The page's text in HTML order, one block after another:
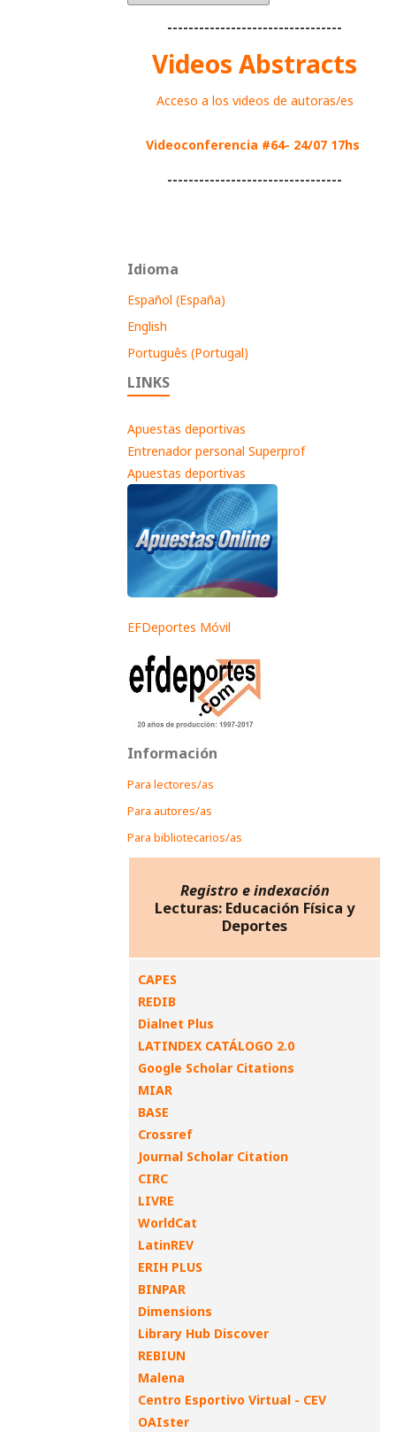
---------------------------------
Videos Abstracts
Acceso a los videos de autoras/es
Videoconferencia #64- 24/07 17hs
---------------------------------
Idioma
Español (España)
English
Português (Portugal)
LINKS
Apuestas deportivas
Entrenador personal Superprof
Apuestas deportivas
EFDeportes Móvil
Información
Para lectores/as
Para autores/as
Para bibliotecarios/as
Registro e indexación
Lecturas: Educación Física y
Deportes
CAPES
REDIB
Dialnet Plus
LATINDEX CATÁLOGO 2.0
Google Scholar Citations
MIAR
BASE
Crossref
Journal Scholar Citation
CIRC
LIVRE
WorldCat
LatinREV
ERIH PLUS
BINPAR
Dimensions
Library Hub Discover
REBIUN
Malena
Centro Esportivo Virtual - CEV
OAIster